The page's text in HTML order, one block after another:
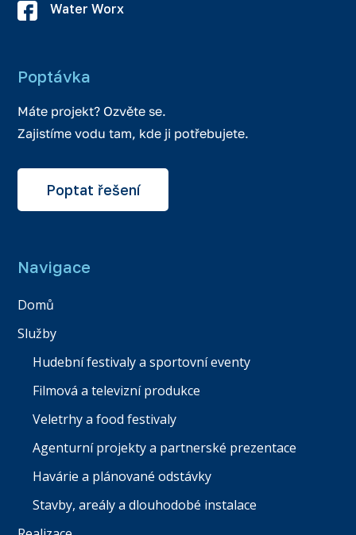
Water Worx
Poptávka
Máte projekt? Ozvěte se.
Zajistíme vodu tam, kde ji potřebujete.
Poptat řešení
Navigace
Domů
Služby
Hudební festivaly a sportovní eventy
Filmová a televizní produkce
Veletrhy a food festivaly
Agenturní projekty a partnerské prezentace
Havárie a plánované odstávky
Stavby, areály a dlouhodobé instalace